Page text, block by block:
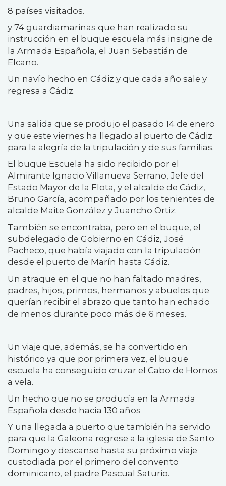
8 países visitados.
y 74 guardiamarinas que han realizado su
instrucción en el buque escuela más insigne de
la Armada Española, el Juan Sebastián de
Elcano.
Un navío hecho en Cádiz y que cada año sale y
regresa a Cádiz.
Una salida que se produjo el pasado 14 de enero
y que este viernes ha llegado al puerto de Cádiz
para la alegría de la tripulación y de sus familias.
El buque Escuela ha sido recibido por el
Almirante Ignacio Villanueva Serrano, Jefe del
Estado Mayor de la Flota, y el alcalde de Cádiz,
Bruno García, acompañado por los tenientes de
alcalde Maite González y Juancho Ortiz.
También se encontraba, pero en el buque, el
subdelegado de Gobierno en Cádiz, José
Pacheco, que había viajado con la tripulación
desde el puerto de Marín hasta Cádiz.
Un atraque en el que no han faltado madres,
padres, hijos, primos, hermanos y abuelos que
querían recibir el abrazo que tanto han echado
de menos durante poco más de 6 meses.
Un viaje que, además, se ha convertido en
histórico ya que por primera vez, el buque
escuela ha conseguido cruzar el Cabo de Hornos
a vela.
Un hecho que no se producía en la Armada
Española desde hacía 130 años
Y una llegada a puerto que también ha servido
para que la Galeona regrese a la iglesia de Santo
Domingo y descanse hasta su próximo viaje
custodiada por el primero del convento
dominicano, el padre Pascual Saturio.